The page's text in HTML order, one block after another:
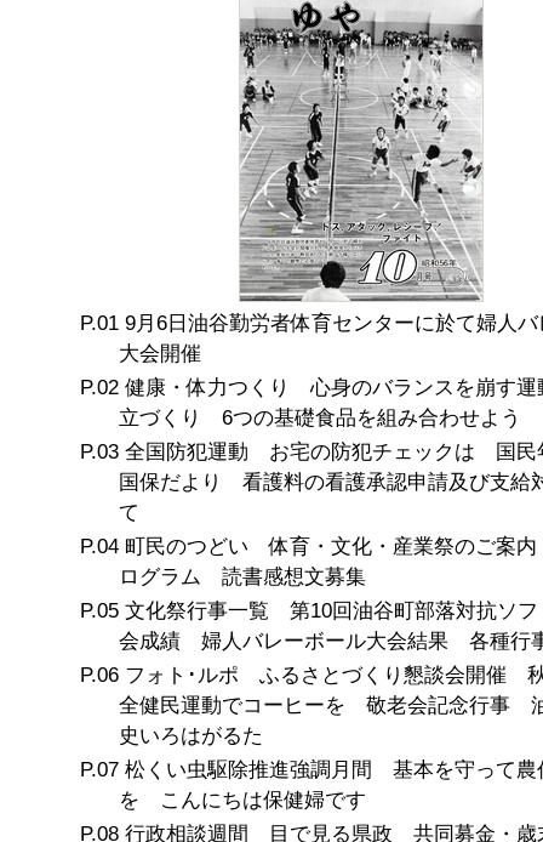
9月6日油谷勤労者体育センターに於て婦人
大会開催
健康・体力つくり 心身のバランスを崩す
立づくり 6つの基礎食品を組み合わせよう
全国防犯運動 お宅の防犯チェックは 国
国保だより 看護料の看護承認申請及び支給
て
町民のつどい 体育・文化・産業祭のご案
ログラム 読書感想文募集
文化祭行事一覧 第10回油谷町部落対抗ソフ
会成績 婦人バレーボール大会結果 各種行
フォト･ルポ ふるさとづくり懇談会開催
全健民運動でコーヒーを 敬老会記念行事
史いろはがるた
松くい虫駆除推進強調月間 基本を守って農
を こんにちは保健婦です
行政相談週間 目で見る県政 共同募金・歳